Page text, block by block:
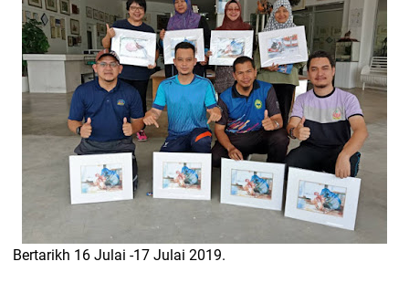
Bertarikh 16 Julai -17 Julai 2019.